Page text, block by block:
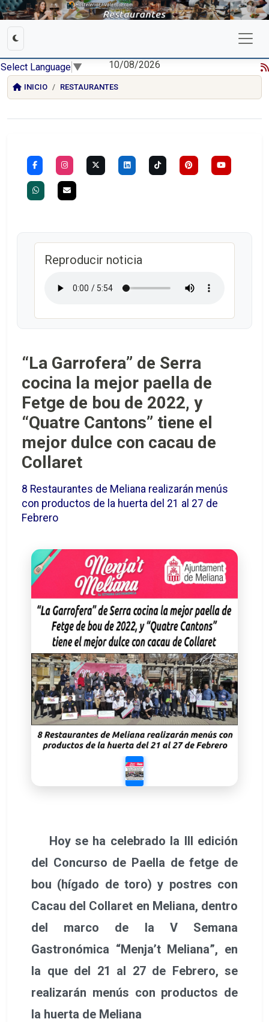
Select Language ▼ 10/08/2026
INICIO RESTAURANTES
Reproducir noticia
“La Garrofera” de Serra
cocina la mejor paella de
Fetge de bou de 2022, y
“Quatre Cantons” tiene el
mejor dulce con cacau de
Collaret
8 Restaurantes de Meliana realizarán menús
con productos de la huerta del 21 al 27 de
Febrero
Hoy se ha celebrado la III edición
del Concurso de Paella de fetge de
bou (hígado de toro) y postres con
Cacau del Collaret en Meliana, dentro
del marco de la V Semana
Gastronómica “Menja’t Meliana”, en
la que del 21 al 27 de Febrero, se
realizarán menús con productos de
la huerta de Meliana